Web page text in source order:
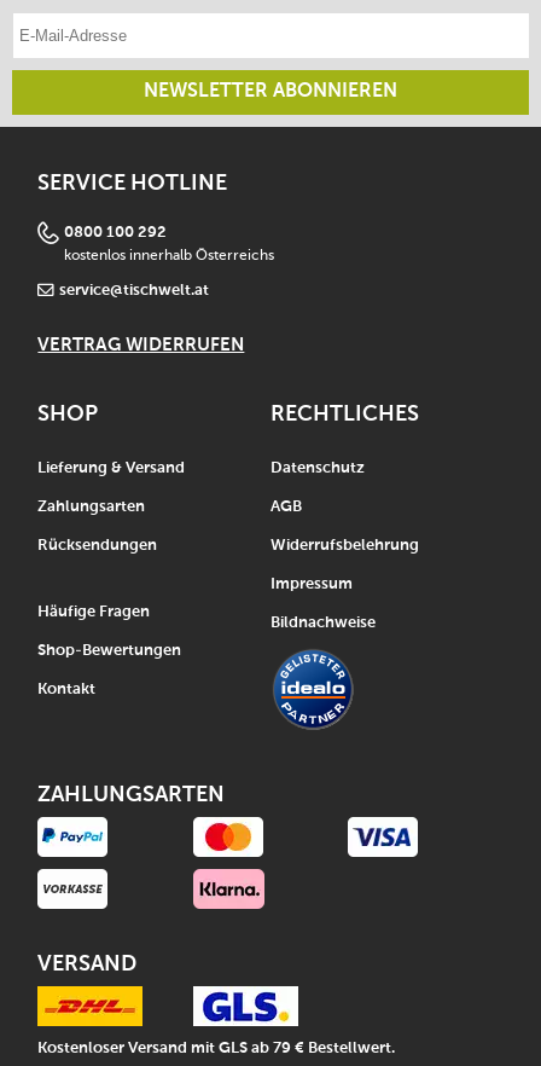
NEWSLETTER ABONNIEREN
SERVICE HOTLINE
0800 100 292
kostenlos innerhalb Österreichs
service@tischwelt.at
VERTRAG WIDERRUFEN
SHOP
Lieferung & Versand
Zahlungsarten
Rücksendungen
Häufige Fragen
Shop-Bewertungen
Kontakt
RECHTLICHES
Datenschutz
AGB
Widerrufsbelehrung
Impressum
Bildnachweise
ZAHLUNGSARTEN
VERSAND
Kostenloser Versand mit GLS ab 79 € Bestellwert.